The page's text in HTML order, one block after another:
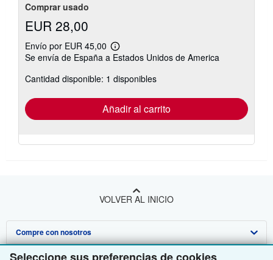
Comprar usado
EUR 28,00
Envío por EUR 45,00
Más
información
las
tarifas
envío
Se envía de España a Estados Unidos de America
Cantidad disponible: 1 disponibles
Añadir al carrito
VOLVER AL INICIO
Compre con nosotros
Búsqueda avanzada
Venda con nosotros